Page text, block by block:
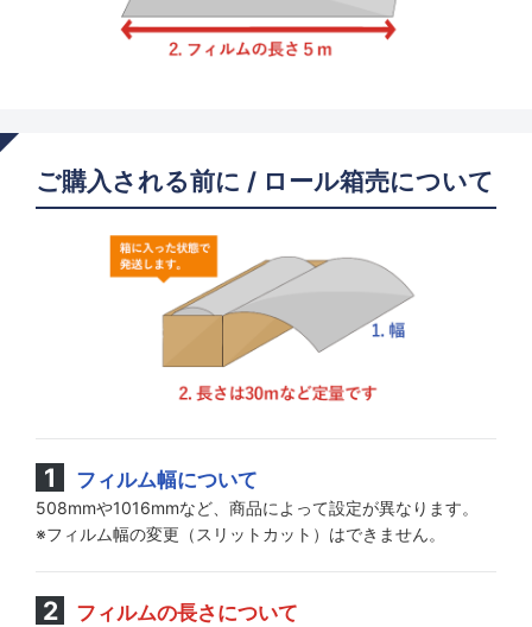
ご購入される前に / ロール箱売について
フィルム幅について
508mmや1016mmなど、商品によって設定が異なります。
※フィルム幅の変更（スリットカット）はできません。
フィルムの長さについて